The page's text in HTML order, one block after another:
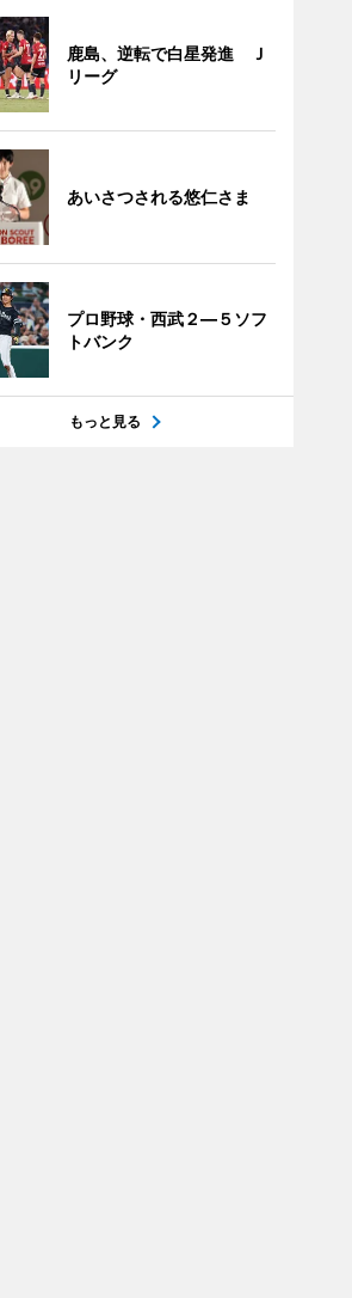
鹿島、逆転で白星発進 Ｊ
リーグ
あいさつされる悠仁さま
プロ野球・西武２―５ソフ
トバンク
もっと見る